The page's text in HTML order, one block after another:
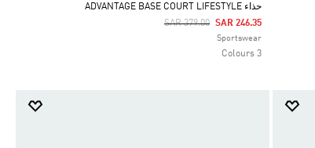
Selected
حذاء ADVANTAGE BASE COURT LIFESTYLE
Price Reduced From
SAR 379.00ToSAR 246.35
Sportswear
3 Colours